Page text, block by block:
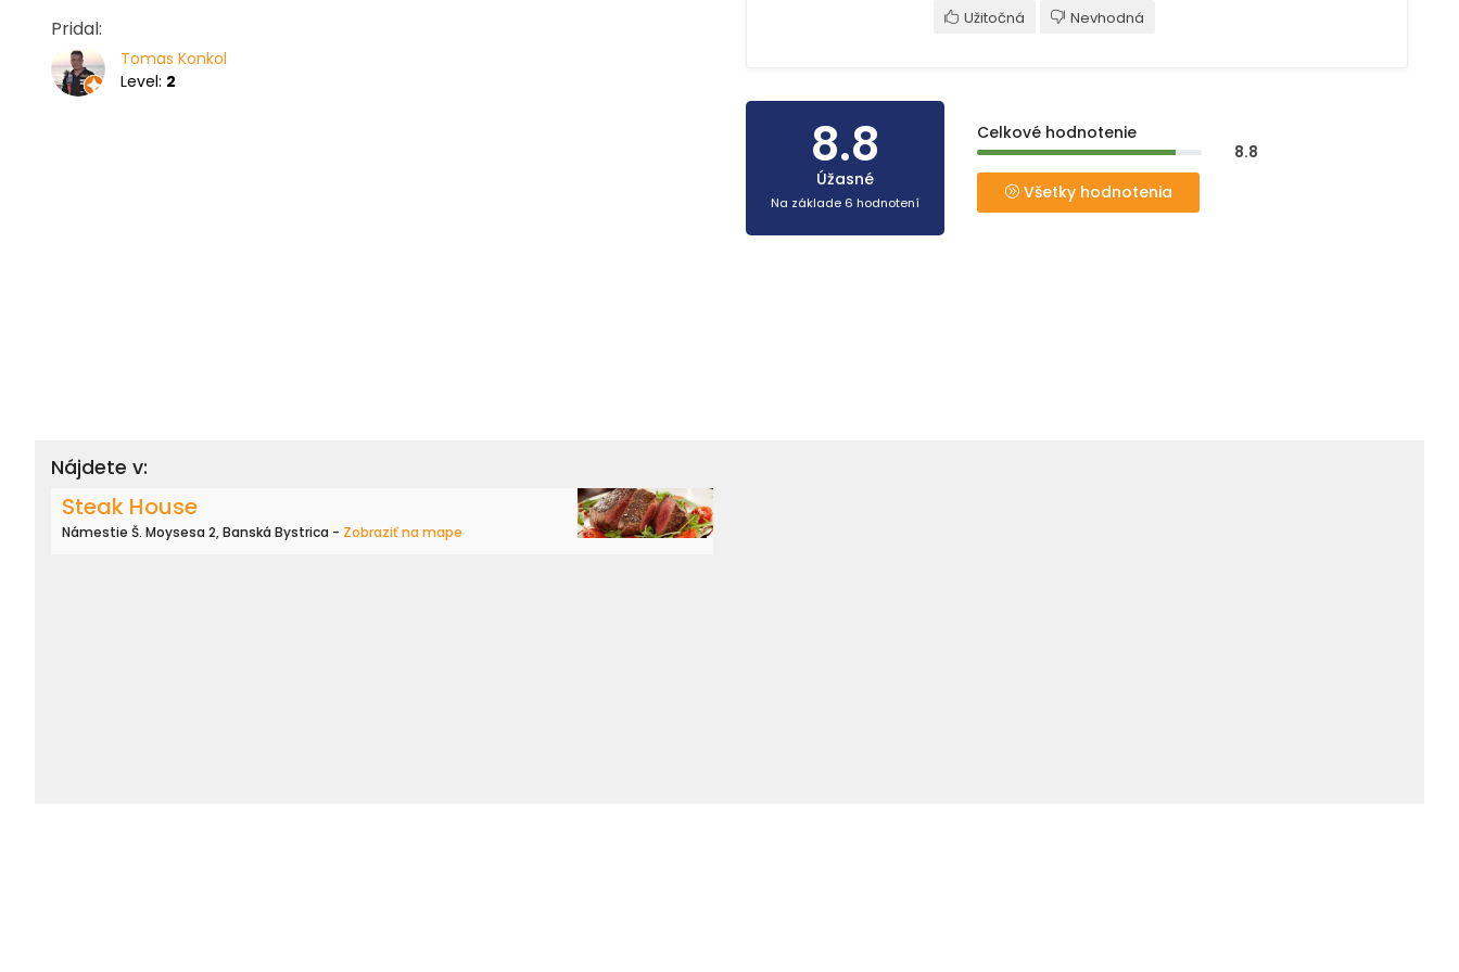
Pridal:
Tomas Konkol
Level: 2
Užitočná Nevhodná
8.8
Úžasné
Na základe 6 hodnotení
Celkové hodnotenie
8.8
Všetky hodnotenia
Nájdete v:
Steak House
Námestie Š. Moysesa 2, Banská Bystrica - Zobraziť na mape